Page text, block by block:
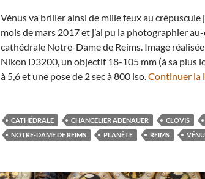
Vénus va briller ainsi de mille feux au crépuscule
mois de mars 2017 et j’ai pu la photographier
cathédrale Notre-Dame de Reims. Image
Nikon D3200, un objectif 18-105 mm (à sa plus
à 5,6 et une pose de 2 sec à 800 iso.Continuer la
CATHÉDRALE CHANCELIER ADENAUER CLOVIS
NOTRE-DAME DE REIMS
PLANÈTE REIMS